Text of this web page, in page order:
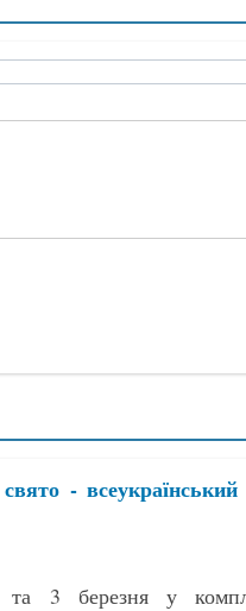
-
та 3 березня у